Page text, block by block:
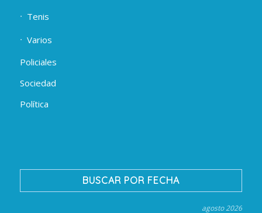
Tenis
Varios
Policiales
Sociedad
Política
BUSCAR POR FECHA
agosto 2026